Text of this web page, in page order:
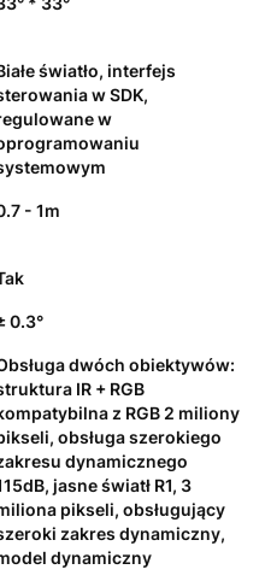
światło, interfejs
w SDK,
w
- 1m
0.3°
dwóch obiektywów:
IR + RGB
z RGB 2 miliony
obsługa szerokiego
dynamicznego
jasne światł R1, 3
pikseli, obsługujący
zakres dynamiczny,
dynamiczny